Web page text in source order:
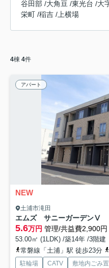
谷田部 /大角豆 /東光台 /大
栄町 /稲吉 / 上横場
4棟 4件
アパート
NEW
土浦市滝田
エムズ サニーガーデンⅤ
5.6万円 管理/共益費2,900円
53.00㎡ (1LDK) /築14年 /3階建
常磐線「土浦」駅 徒歩23分
駐輪場 CATV 敷地内ごみ